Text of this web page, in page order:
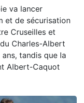
va lancer
et de sécurisation
Cruseilles et
Charles-Albert
tandis que la
Albert-Caquot